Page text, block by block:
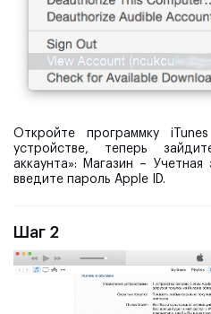
Откройте программку
устройстве, теперь
аккаунта»: Магазин –
введите пароль Apple ID.
Шаг 2